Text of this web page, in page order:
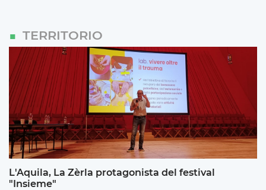
TERRITORIO
L'Aquila, La Zèrla protagonista del festival
"Insieme"